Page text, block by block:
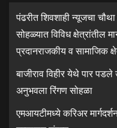
पंढरीत शिवशाही न्यूजचा
सोहळ्यात विविध क्षेत्रांतील
प्रदानराजकीय व सामाजिक
बाजीराव विहीर येथे पार
अनुभवला रिंगण सोहळा
एमआयटीमध्ये करिअर